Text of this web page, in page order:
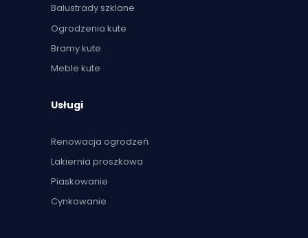
Balustrady szklane
Ogrodzenia kute
Bramy kute
Meble kute
Usługi
Renowacja ogrodzeń
Lakiernia proszkowa
Piaskowanie
Cynkowanie